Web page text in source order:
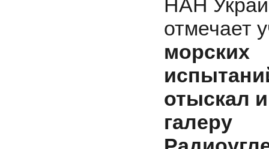
НАН
отмечает
морских
отыскал